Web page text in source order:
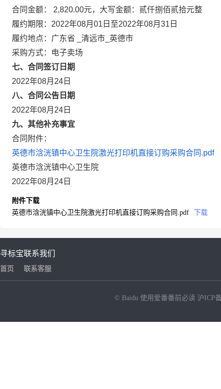
合同金额： 2,820.00元，大写金额：贰仟捌佰贰拾元整
履约期限：2022年08月01日至2022年08月31日
履约地点：广东省 _清远市_英德市
采购方式：电子卖场
七、合同签订日期
2022年08月24日
八、合同公告日期
2022年08月24日
九、其他补充事宜
合同附件：
英德市浛洸镇中心卫生院激光打印机直接订购采购合同.pdf
英德市浛洸镇中心卫生院
2022年08月24日
附件下载
英德市浛洸镇中心卫生院激光打印机直接订购采购合同.pdf
下载
寻标宝
首页
联系我们
联系客服
© Baidu 使用爱番番前必读 沪ICP